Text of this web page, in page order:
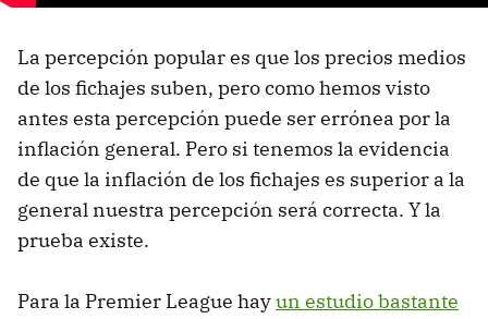
La percepción popular es que los precios medios
de los fichajes suben, pero como hemos visto
antes esta percepción puede ser errónea por la
inflación general. Pero si tenemos la evidencia
de que la inflación de los fichajes es superior a la
general nuestra percepción será correcta. Y la
prueba existe.
Para la Premier League hayun estudio bastante